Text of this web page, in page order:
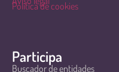
Política de cookies
Participa
Buscador de entidades